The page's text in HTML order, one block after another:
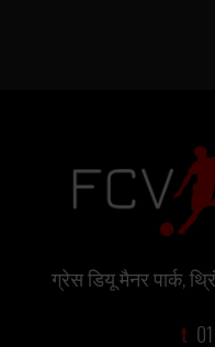
ग्रेस डियू मैनर पार्क,
t